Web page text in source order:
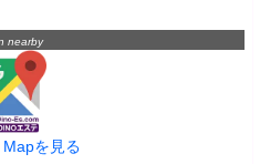
nearby
を見る